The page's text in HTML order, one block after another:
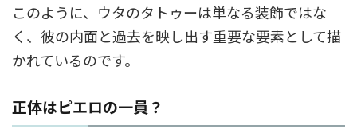
このように、ウタのタトゥーは単なる装飾ではな
く、彼の内面と過去を映し出す重要な要素として描
かれているのです。
正体はピエロの一員？